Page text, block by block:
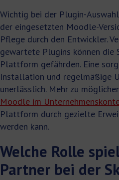
Wichtig bei der Plugin-
der eingesetzten Moodle-
Pflege durch den Entwickler.
gewartete Plugins können die
Plattform gefährden. Eine
Installation und regelmäßige
unerlässlich. Mehr zu
Moodle im
Plattform durch gezielte
werden kann.
Welche Rolle
Partner bei der